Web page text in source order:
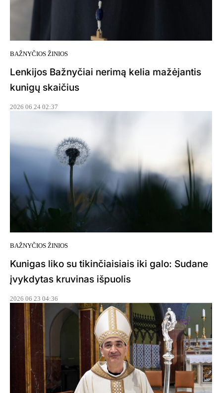
BAŽNYČIOS ŽINIOS
Lenkijos Bažnyčiai nerimą kelia mažėjantis
kunigų skaičius
2026 06 24 02:37
BAŽNYČIOS ŽINIOS
Kunigas liko su tikinčiaisiais iki galo: Sudane
įvykdytas kruvinas išpuolis
2026 06 23 04:36